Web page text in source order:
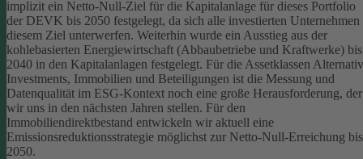
implizit ein Netto-Null-Ziel für die Kapitalanlage für dieses Portfolio
der DEVK bis 2050 festgelegt, da sich alle investierten Unternehmen
diesem Ziel unterwerfen. Weiterhin wurde ein Ausstieg aus der
kohlebasierten Energiewirtschaft (Abbaubetriebe und Kraftwerke) bis
2040 in den Kapitalanlagen festgelegt. Für die Assetklassen
Investments, Immobilien und Beteiligungen ist die Messung und
Datenqualität im ESG-Kontext noch eine große Herausforderung, der
wir uns in den nächsten Jahren stellen. Für den
Immobiliendirektbestand entwickeln wir aktuell eine
Emissionsreduktionsstrategie möglichst zur Netto-Null-Erreichung bis
2050.